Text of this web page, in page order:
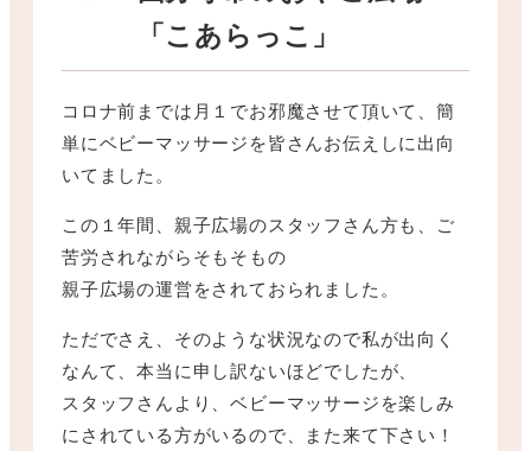
「こあらっこ」
コロナ前までは月１でお邪魔させて頂いて、簡
単にベビーマッサージを皆さんお伝えしに出向
いてました。
この１年間、親子広場のスタッフさん方も、ご
苦労されながらそもそもの
親子広場の運営をされておられました。
ただでさえ、そのような状況なので私が出向く
なんて、本当に申し訳ないほどでしたが、
スタッフさんより、ベビーマッサージを楽しみ
にされている方がいるので、また来て下さい！